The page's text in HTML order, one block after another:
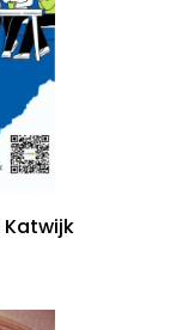
Katwijk